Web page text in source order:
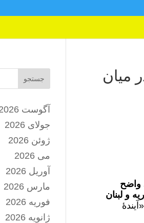
میان
واضح
و لبنان
جستجو
آگوست 2026
جولای 2026
ژوئن 2026
می 2026
آوریل 2026
مارس 2026
فوریه 2026
ژانویه 2026